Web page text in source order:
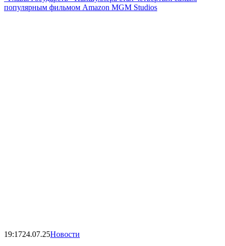
популярным фильмом Amazon MGM Studios
19:1724.07.25Новости